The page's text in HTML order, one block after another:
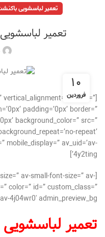
تعمیر لباسشویی
تعمیر
۱۰
فروردین
space=”
padding=’0px’ border=”
background_color=” src=”
repeat’
mobile_display=” av_uid=’av-
4y2ting’]
av-small-font-size=” av-
color=” id=” custom_class=”
4j04wr0′ admin_preview_bg=”]
تعمیر